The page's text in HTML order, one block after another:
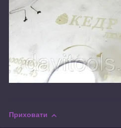
Приховати